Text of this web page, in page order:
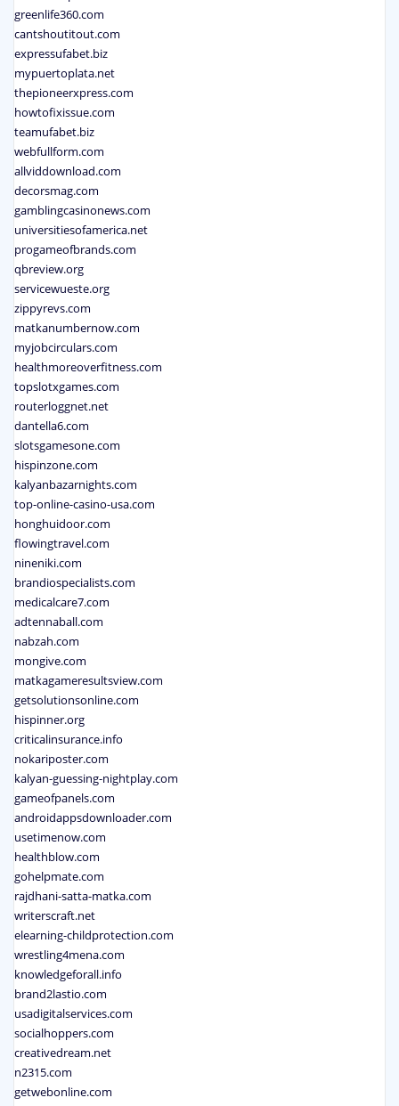
greenlife360.com
cantshoutitout.com
expressufabet.biz
mypuertoplata.net
thepioneerxpress.com
howtofixissue.com
teamufabet.biz
webfullform.com
allviddownload.com
decorsmag.com
gamblingcasinonews.com
universitiesofamerica.net
progameofbrands.com
qbreview.org
servicewueste.org
zippyrevs.com
matkanumbernow.com
myjobcirculars.com
healthmoreoverfitness.com
topslotxgames.com
routerloggnet.net
dantella6.com
slotsgamesone.com
hispinzone.com
kalyanbazarnights.com
top-online-casino-usa.com
honghuidoor.com
flowingtravel.com
nineniki.com
brandiospecialists.com
medicalcare7.com
adtennaball.com
nabzah.com
mongive.com
matkagameresultsview.com
getsolutionsonline.com
hispinner.org
criticalinsurance.info
nokariposter.com
kalyan-guessing-nightplay.com
gameofpanels.com
androidappsdownloader.com
usetimenow.com
healthblow.com
gohelpmate.com
rajdhani-satta-matka.com
writerscraft.net
elearning-childprotection.com
wrestling4mena.com
knowledgeforall.info
brand2lastio.com
usadigitalservices.com
socialhoppers.com
creativedream.net
n2315.com
getwebonline.com